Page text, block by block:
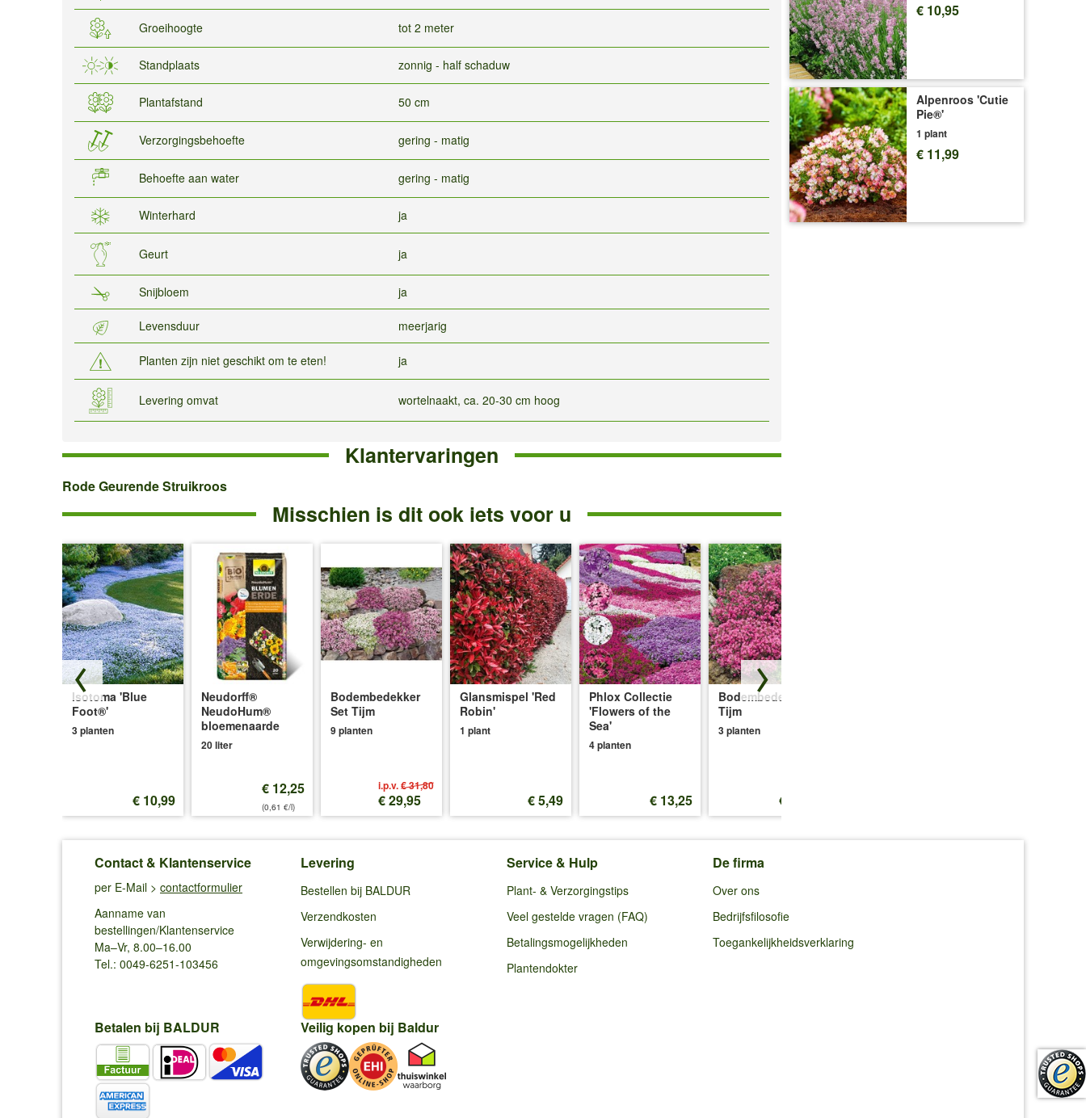
Groeihoogte tot 2 meter
Standplaats zonnig - half schaduw
Plantafstand 50 cm
Verzorgingsbehoefte gering - matig
Behoefte aan water gering - matig
Winterhard ja
Geurt ja
Snijbloem ja
Levensduur meerjarig
Planten zijn niet geschikt om te eten! ja
Levering omvat wortelnaakt, ca. 20-30 cm hoog
Klantervaringen
Rode
Rode Geurende Struikroos
Misschien is dit ook iets voor u
Isotoma 'Blue
Foot®'
3 planten
€ 10,99
Neudorff®
NeudoHum®
bloemenaarde
20 liter
€ 12,25
(0,61 €/l)
Bodembedekker
Set Tijm
9 planten
i.p.v.€ 31,80
€ 29,95
Glansmispel 'Red
Robin'
1 plant
€ 5,49
Phlox Collectie
'Flowers of the
Sea'
4 planten
€ 13,25
Bodembedekker
Tijm
3 planten
€ 10,99
€ 10,95
Alpenroos 'Cutie
Pie®'
1 plant
€ 11,99
Contact & Klantenservice
per E-Mail > contactformulier
Aanname van
bestellingen/Klantenservice
Ma–Vr, 8.00–16.00
Tel.: 0049-6251-103456
Levering
Bestellen bij BALDUR
Verzendkosten
Verwijdering- en
omgevingsomstandigheden
Service & Hulp
Plant- & Verzorgingstips
Veel gestelde vragen (FAQ)
Betalingsmogelijkheden
Plantendokter
De firma
Over ons
Bedrijfsfilosofie
Toegankelijkheidsverklaring
Betalen bij BALDUR Veilig kopen bij Baldur